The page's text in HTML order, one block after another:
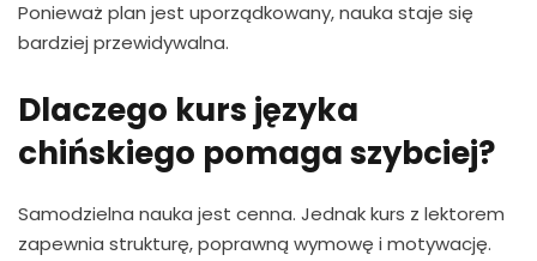
Ponieważ plan jest uporządkowany, nauka staje się
bardziej przewidywalna.
Dlaczego kurs języka
chińskiego pomaga szybciej?
Samodzielna nauka jest cenna. Jednak kurs z lektorem
zapewnia strukturę, poprawną wymowę i motywację.